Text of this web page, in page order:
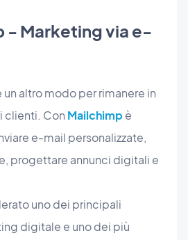
- Marketing via e-
altro modo per rimanere in
clienti. Con Mailchimp è
e-mail personalizzate,
progettare annunci digitali e
uno dei principali
digitale e uno dei più